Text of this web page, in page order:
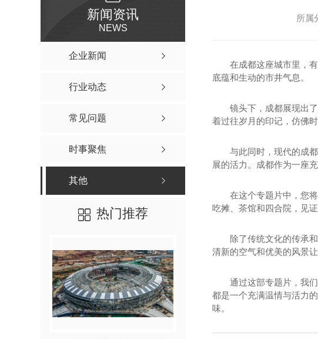
新闻资讯
NEWS
企业新闻
行业动态
常见问题
时事聚焦
其他
热门推荐
所属
在成都这座城市里，
底蕴和生动的市井气息。
镜头下，成都展现出
着过往岁月的印记，仿佛
与此同时，现代的成
展的活力。成都作为一座
在这个专题片中，您
吃摊、茶馆和四合院，见
除了传统文化的传承
清新的空气和优美的风景
通过这部专题片，我
都是一个充满温情与活力
味。